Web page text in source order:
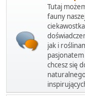
Tutaj
fauny
jak i
chcesz się